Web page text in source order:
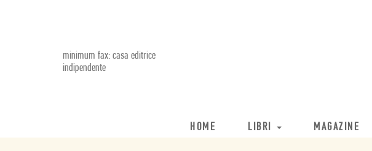
minimum fax: casa editrice
indipendente
HOME LIBRI MAGAZINE